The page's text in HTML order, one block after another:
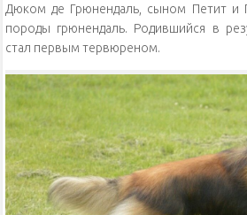
Дюком де Грюнендаль, сыном Петит и
породы грюнендаль. Родившийся в
стал первым тервюреном.